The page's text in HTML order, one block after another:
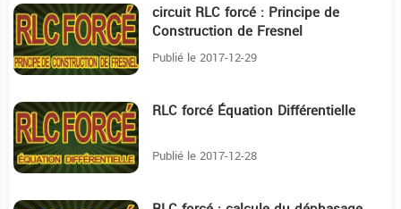
12:41 circuit RLC forcé : Principe de
Construction de Fresnel
Publié le 2017-12-29
3:38 RLC forcé Équation Différentielle
Publié le 2017-12-28